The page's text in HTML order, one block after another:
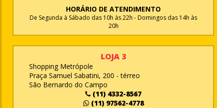
HORÁRIO DE ATENDIMENTO
De Segunda à Sábado das 10h às 22h - Domingos das 14h às
20h
LOJA 3
Shopping Metrópole
Praça Samuel Sabatini, 200 - térreo
São Bernardo do Campo
(11) 4332-8567
(11) 97562-4778